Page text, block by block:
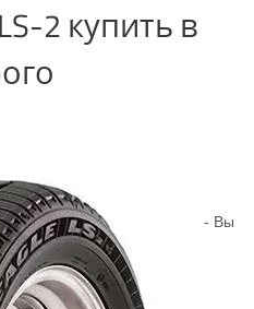
2 купить в
- Вы